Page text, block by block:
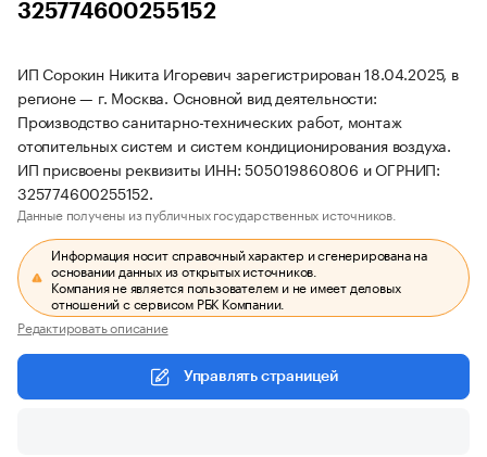
325774600255152
ИП Сорокин Никита Игоревич зарегистрирован 18.04.2025, в
регионе — г. Москва. Основной вид деятельности:
Производство санитарно-технических работ, монтаж
отопительных систем и систем кондиционирования воздуха.
ИП присвоены реквизиты ИНН: 505019860806 и ОГРНИП:
325774600255152.
Данные получены из публичных государственных источников.
Информация носит справочный характер и сгенерирована на
основании данных из открытых источников.
Компания не является пользователем и не имеет деловых
отношений с сервисом РБК Компании.
Редактировать описание
Управлять страницей